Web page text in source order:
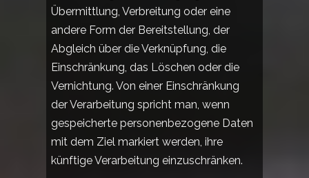
Übermittlung, Verbreitung oder eine
andere Form der Bereitstellung, der
Abgleich über die Verknüpfung, die
Einschränkung, das Löschen oder die
Vernichtung. Von einer Einschränkung
der Verarbeitung spricht man, wenn
gespeicherte personenbezogene Daten
mit dem Ziel markiert werden, ihre
künftige Verarbeitung einzuschränken.